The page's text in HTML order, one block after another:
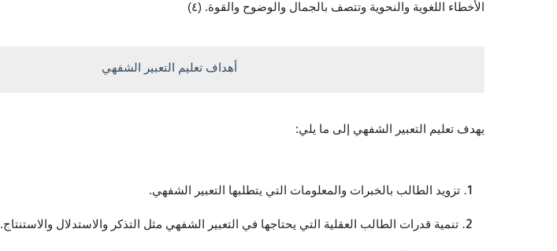
الأخطاء اللغوية والنحوية وتتصف بالجمال والوضوح والقوة. (٤)
أهداف تعليم التعبير الشفهي
يهدف تعليم التعبير الشفهي إلى ما يلي:
تزويد الطالب بالخبرات والمعلومات التي يتطلبها التعبير الشفهي.
تنمية قدرات الطالب العقلية التي يحتاجها في التعبير الشفهي مثل التذكر والاستدلال والاستنتاج.